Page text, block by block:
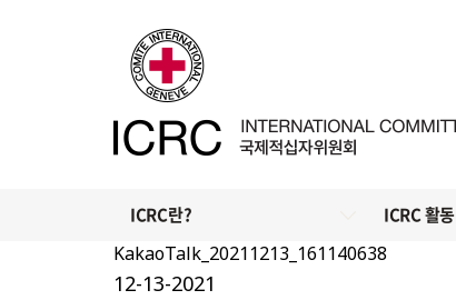
ICRC란? ICRC 활동
KakaoTalk_20211213_161140638
12-13-2021